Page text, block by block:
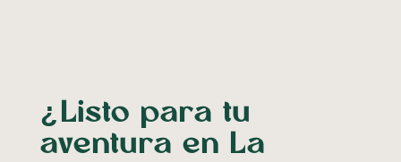
¿Listo para tu
aventura en La